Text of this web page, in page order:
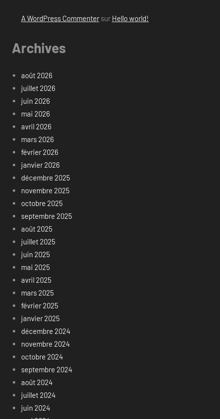
A WordPress Commentersur Hello world!
Archives
août 2026
juillet 2026
juin 2026
mai 2026
avril 2026
mars 2026
février 2026
janvier 2026
décembre 2025
novembre 2025
octobre 2025
septembre 2025
août 2025
juillet 2025
juin 2025
mai 2025
avril 2025
mars 2025
février 2025
janvier 2025
décembre 2024
novembre 2024
octobre 2024
septembre 2024
août 2024
juillet 2024
juin 2024